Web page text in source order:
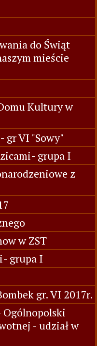
do Świąt
mieście
Kultury w
gr VI "Sowy"
grupa I
z
w ZST
grupa I
gr. VI 2017r.
Ogólnopolski
- udział w